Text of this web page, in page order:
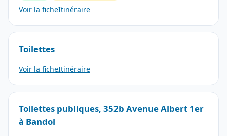
Voir la ficheItinéraire
Toilettes
Voir la ficheItinéraire
Toilettes publiques, 352b Avenue Albert 1er
à Bandol